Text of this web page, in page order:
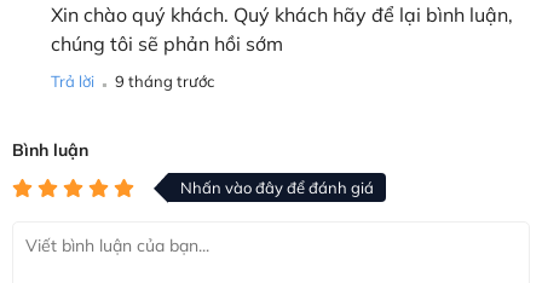
Xin chào quý khách. Quý khách hãy để lại bình luận,
chúng tôi sẽ phản hồi sớm
Trả lời . 9 tháng trước
Bình luận
Nhấn vào đây để đánh giá